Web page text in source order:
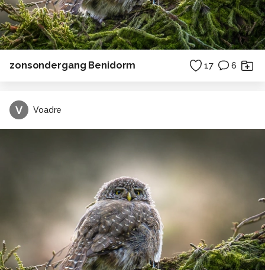
zonsondergang Benidorm 17 6
V Voadre